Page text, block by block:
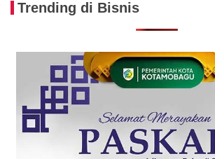
Trending di Bisnis